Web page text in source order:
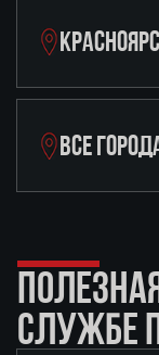
ВСЕ
СЛУЖБЕ